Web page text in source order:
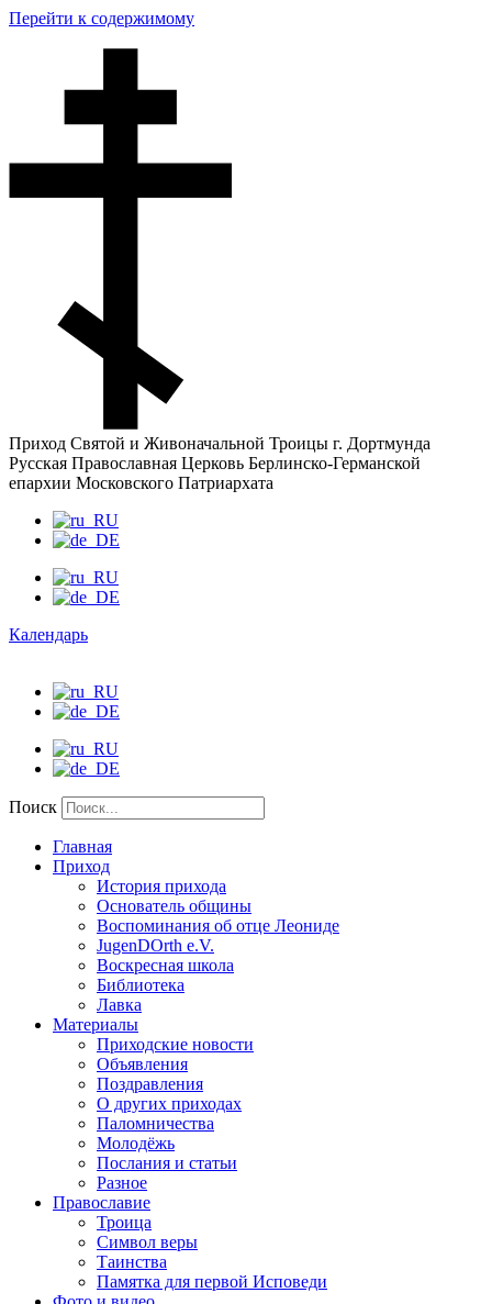
Перейти к содержимому
Приход Святой и Живоначальной Троицы г. Дортмунда
Русская Православная Церковь Берлинско-Германской
епархии Московского Патриархата
Календарь
Поиск
Главная
Приход
История прихода
Основатель общины
Воспоминания об отце Леониде
JugenDOrth e.V.
Воскресная школа
Библиотека
Лавка
Материалы
Приходские новости
Объявления
Поздравления
О других приходах
Паломничества
Молодёжь
Послания и статьи
Разное
Православие
Троица
Символ веры
Таинства
Памятка для первой Исповеди